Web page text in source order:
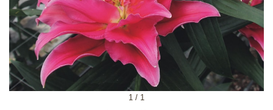
1 / 1